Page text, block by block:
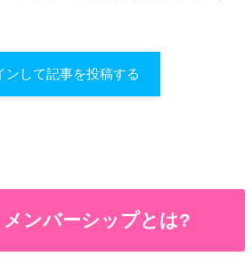
ンして記事を投稿する
ンバーシップとは?